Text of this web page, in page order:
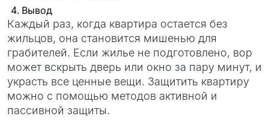
Вывод
Каждый раз, когда квартира остается без
жильцов, она становится мишенью для
грабителей. Если жилье не подготовлено, вор
может вскрыть дверь или окно за пару минут, и
украсть все ценные вещи. Защитить квартиру
можно с помощью методов активной и
пассивной защиты.